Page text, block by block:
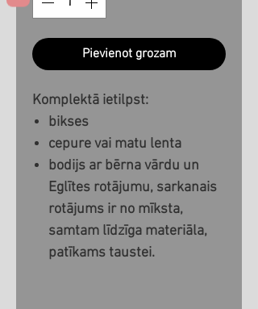
Pievienot grozam
Komplektā ietilpst:
bikses
cepure vai matu lenta
bodijs ar bērna vārdu un
Eglītes rotājumu, sarkanais
rotājums ir no mīksta,
samtam līdzīga materiāla,
patīkams taustei.